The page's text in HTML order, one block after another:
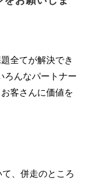
全てが解決でき
ろんなパートナー
客さんに価値を
、併走のところ